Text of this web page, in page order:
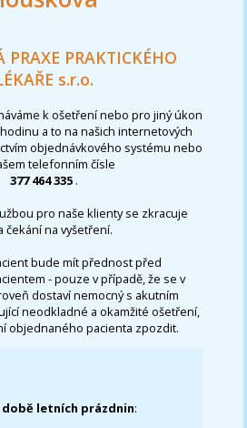
PRAXE PRAKTICKÉHO
s.r.o.
k ošetření nebo pro jiný úkon
a to na našich internetových
objednávkového systému nebo
telefonním čísle
377 464 335 .
pro naše klienty se zkracuje
čekání na vyšetření.
bude mít přednost před
- pouze v případě, že se v
dostaví nemocný s akutním
neodkladné a okamžité ošetření,
objednaného pacienta zpozdit.
letních prázdnin: